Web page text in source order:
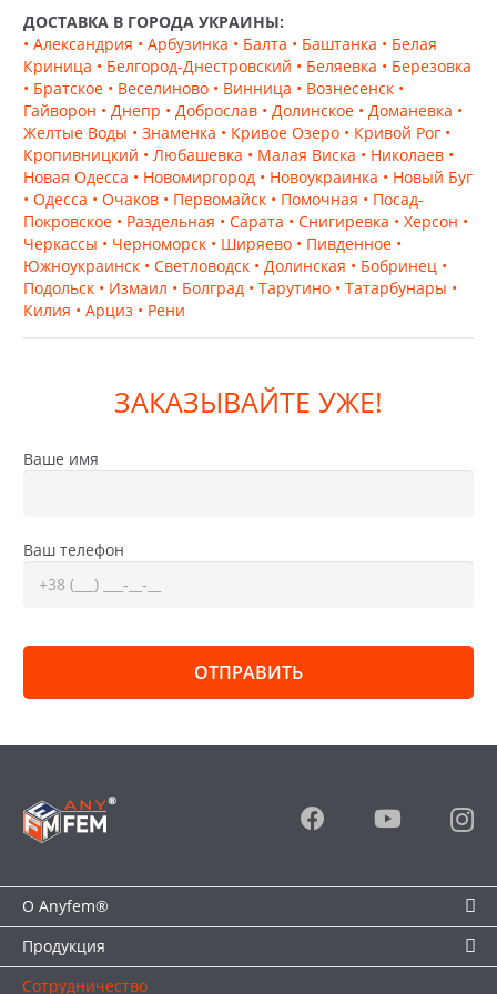
ПК»:
Соответствие государственным стандартам.Вся
продукция сертифицирована по ДСТУ и проходит
регулярные испытания в лаборатории на
производстве. Это гарантирует стабильность
характеристик каждой партии — независимо от
объема поставки и масштаба проекта.
Современное автоматизированное
производство.Точное дозирование компонентов,
сбалансированный состав бетонной смеси,
применение высококачественных немецких
пластифицирующих добавок и минеральных
пигментов обеспечивают высокие
Вариативность решений для любых задач.
формы, варианты толщины (40-100 мм) и цветовые
архитектурной концепции.
Цена от производителя.
напрямую с завода компании «ПИК ПК». Такой
сбалансированную конкурентную цену. Кроме того,
для крупных оптовых заказчиков предусмотрена
гибкая система скидок.
кранов-манипуляторов плитка и брусчатка быстро,
без повреждений перевозится и выгружается
максимально оптимизирован: специалисты
компании сопровождают ваш заказ от расчета
необходимого объема плитки до согласования
сроков, организации доставки и предоставления
ДОСТАВКА В ГОРОДА УКРАИНЫ:
• Александрия • Арбузинка • Балта • Баштанка • Белая
Криница • Белгород-Днестровский • Беляевка • Березовка
• Братское • Веселиново • Винница • Вознесенск •
Гайворон • Днепр • Доброслав • Долинское • Доманевка •
Желтые Воды • Знаменка • Кривое Озеро • Кривой Рог •
Кропивницкий • Любашевка • Малая Виска • Николаев •
Новая Одесса • Новомиргород • Новоукраинка • Новый Буг
• Одесса • Очаков • Первомайск • Помочная • Посад-
Покровское • Раздельная • Сарата • Снигиревка • Херсон •
Черкассы • Черноморск • Ширяево • Пивденное •
Южноукраинск • Светловодск • Долинская • Бобринец •
Подольск • Измаил • Болград • Тарутино • Татарбунары •
Килия • Арциз • Рени
ЗАКАЗЫВАЙТЕ УЖЕ!
Ваше имя
Ваш телефон
О Anyfem®
Продукция
Сотрудничество